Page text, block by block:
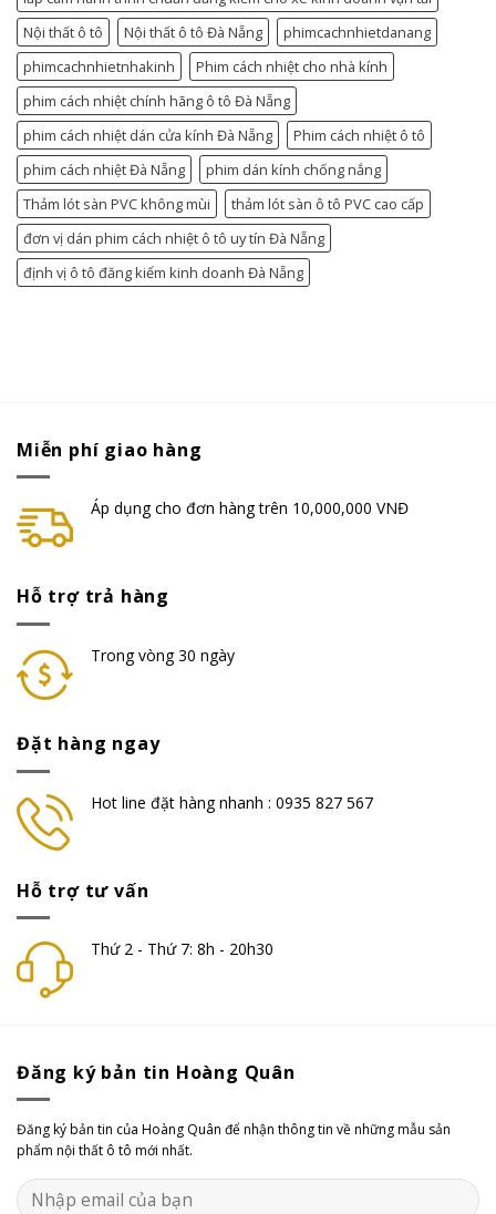
Nội thất ô tô
Nội thất ô tô Đà Nẵng
phimcachnhietdanang
phimcachnhietnhakinh
Phim cách nhiệt cho nhà kính
phim cách nhiệt chính hãng ô tô Đà Nẵng
phim cách nhiệt dán cửa kính Đà Nẵng
Phim cách nhiệt ô tô
phim cách nhiệt Đà Nẵng
phim dán kính chống nắng
Thảm lót sàn PVC không mùi
thảm lót sàn ô tô PVC cao cấp
đơn vị dán phim cách nhiệt ô tô uy tín Đà Nẵng
định vị ô tô đăng kiểm kinh doanh Đà Nẵng
Miễn phí giao hàng
Áp dụng cho đơn hàng trên 10,000,000 VNĐ
Hỗ trợ trả hàng
Trong vòng 30 ngày
Đặt hàng ngay
Hot line đặt hàng nhanh : 0935 827 567
Hỗ trợ tư vấn
Thứ 2 - Thứ 7: 8h - 20h30
Đăng ký bản tin Hoàng Quân
Đăng ký bản tin của Hoàng Quân để nhận thông tin về những mẫu sản
phẩm nội thất ô tô mới nhất.